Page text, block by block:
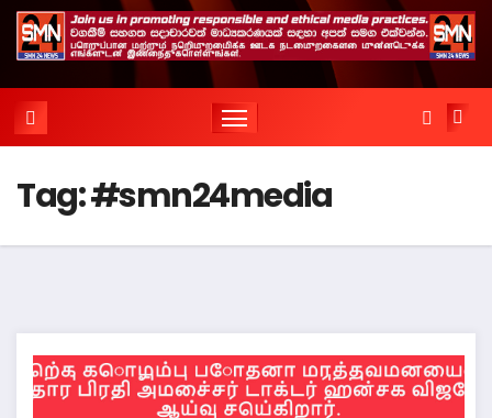
Tag:#smn24media